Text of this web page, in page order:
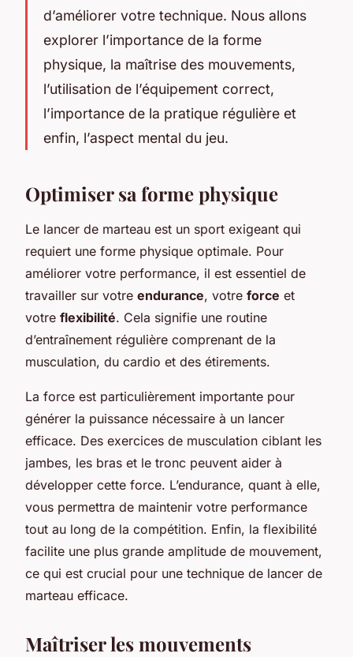
d’améliorer votre technique. Nous allons
explorer l’importance de la forme
physique, la maîtrise des mouvements,
l’utilisation de l’équipement correct,
l’importance de la pratique régulière et
enfin, l’aspect mental du jeu.
Optimiser sa forme physique
Le lancer de marteau est un sport exigeant qui
requiert une forme physique optimale. Pour
améliorer votre performance, il est essentiel de
travailler sur votre endurance, votre force et
votre flexibilité. Cela signifie une routine
d’entraînement régulière comprenant de la
musculation, du cardio et des étirements.
La force est particulièrement importante pour
générer la puissance nécessaire à un lancer
efficace. Des exercices de musculation ciblant les
jambes, les bras et le tronc peuvent aider à
développer cette force. L’endurance, quant à elle,
vous permettra de maintenir votre performance
tout au long de la compétition. Enfin, la flexibilité
facilite une plus grande amplitude de mouvement,
ce qui est crucial pour une technique de lancer de
marteau efficace.
Maîtriser les mouvements